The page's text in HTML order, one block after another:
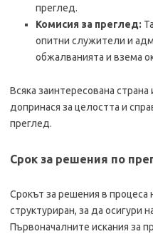
преглед.
Комисия за преглед:
опитни служители и
обжалванията и взема
Всяка заинтересована
допринася за целостта и
преглед.
Срок за решения по
Срокът за решения в процеса
структуриран, за да осигури
Първоначалните искания за